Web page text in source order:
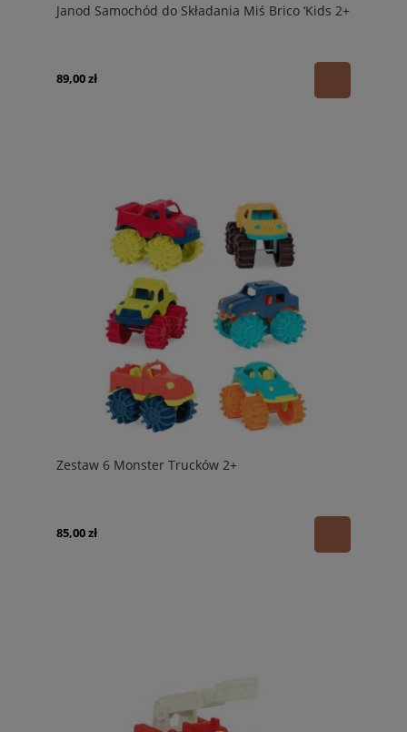
Janod Samochód do Składania Miś Brico ‘Kids 2+
89,00 zł
Zestaw 6 Monster Trucków 2+
85,00 zł